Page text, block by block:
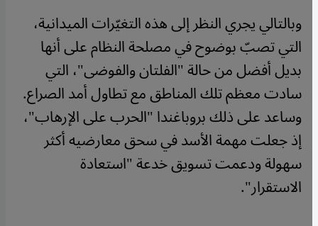
وبالتالي يجري النظر إلى هذه التغيّرات الميدانية،
التي تصبّ بوضوح في مصلحة النظام على أنها
بديل أفضل من حالة "الفلتان والفوضى"، التي
سادت معظم تلك المناطق مع تطاول أمد الصراع.
وساعد على ذلك بروباغندا "الحرب على الإرهاب"،
إذ جعلت مهمة الأسد في سحق معارضيه أكثر
سهولة ودعمت تسويق خدعة "استعادة
الاستقرار".